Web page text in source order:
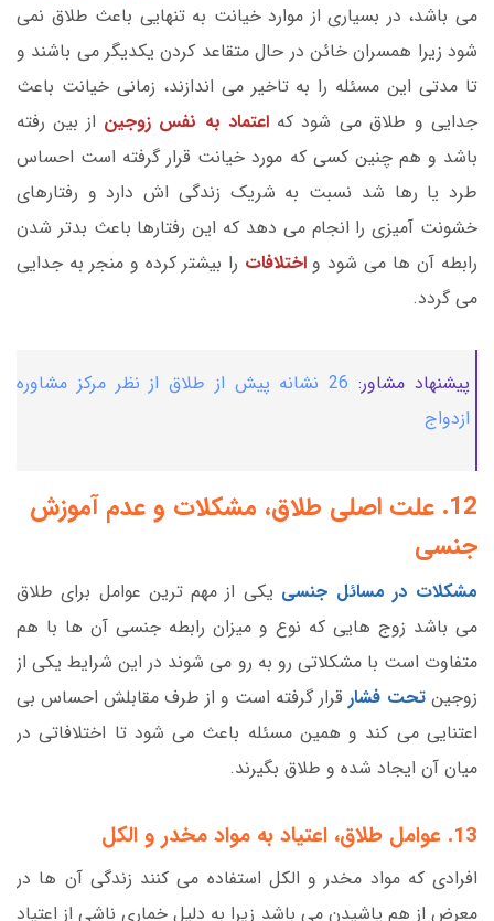
می باشد، در بسیاری از موارد خیانت به تنهایی باعث طلاق نمی
شود زیرا همسران خائن در حال متقاعد کردن یکدیگر می باشند و
تا مدتی این مسئله را به تاخیر می اندازند، زمانی خیانت باعث
جدایی و طلاق می شود که اعتماد به نفس زوجین از بین رفته
باشد و هم چنین کسی که مورد خیانت قرار گرفته است احساس
طرد یا رها شد نسبت به شریک زندگی اش دارد و رفتارهای
خشونت آمیزی را انجام می دهد که این رفتارها باعث بدتر شدن
رابطه آن ها می شود و اختلافات را بیشتر کرده و منجر به جدایی
می گردد.
پیشنهاد مشاور:
26 نشانه پیش از طلاق از نظر مرکز مشاوره
ازدواج
12. علت اصلی طلاق، مشکلات و عدم آموزش
جنسی
مشکلات در مسائل جنسی یکی از مهم ترین عوامل برای طلاق
می باشد زوج هایی که نوع و میزان رابطه جنسی آن ها با هم
متفاوت است با مشکلاتی رو به رو می شوند در این شرایط یکی از
زوجین تحت فشار قرار گرفته است و از طرف مقابلش احساس بی
اعتنایی می کند و همین مسئله باعث می شود تا اختلافاتی در
میان آن ایجاد شده و طلاق بگیرند.
13. عوامل طلاق، اعتیاد به مواد مخدر و الکل
افرادی که مواد مخدر و الکل استفاده می کنند زندگی آن ها در
معرض از هم پاشیدن می باشد زیرا به دلیل خماری ناشی از اعتیاد